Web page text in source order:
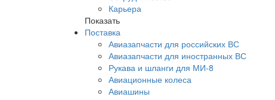
Карьера
Показать
Поставка
Авиазапчасти для российских ВС
Авиазапчасти для иностранных ВС
Рукава и шланги для МИ-8
Авиационные колеса
Авиашины